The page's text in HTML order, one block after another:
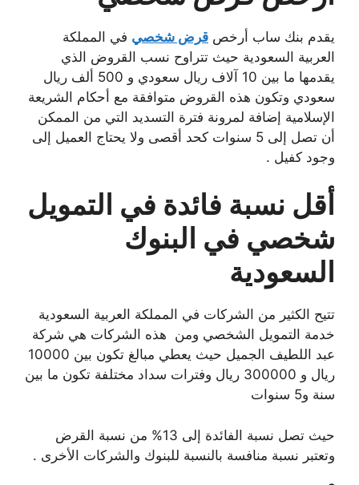
يقدم بنك ساب أرخص قرض شخصي في المملكة
العربية السعودية حيث تتراوح نسب القروض الذي
يقدمها ما بين 10 آلاف ريال سعودي و 500 ألف ريال
سعودي وتكون هذه القروض متوافقة مع أحكام الشريعة
الإسلامية إضافة لمرونة فترة التسديد التي من الممكن
أن تصل إلى 5 سنوات كحد أقصى ولا يحتاج العميل إلى
وجود كفيل .
أقل نسبة فائدة في التمويل
شخصي في البنوك
السعودية
تتيح الكثير من الشركات في المملكة العربية السعودية
خدمة التمويل الشخصي ومن هذه الشركات هي شركة
عبد اللطيف الجميل حيث يعطي مبالغ تكون بين 10000
ريال و 300000 ريال وفترات سداد مختلفة تكون ما بين
سنة و5 سنوات
حيث تصل نسبة الفائدة إلى 13% من نسبة القرض
وتعتبر نسبة منافسة بالنسبة للبنوك والشركات الأخرى .